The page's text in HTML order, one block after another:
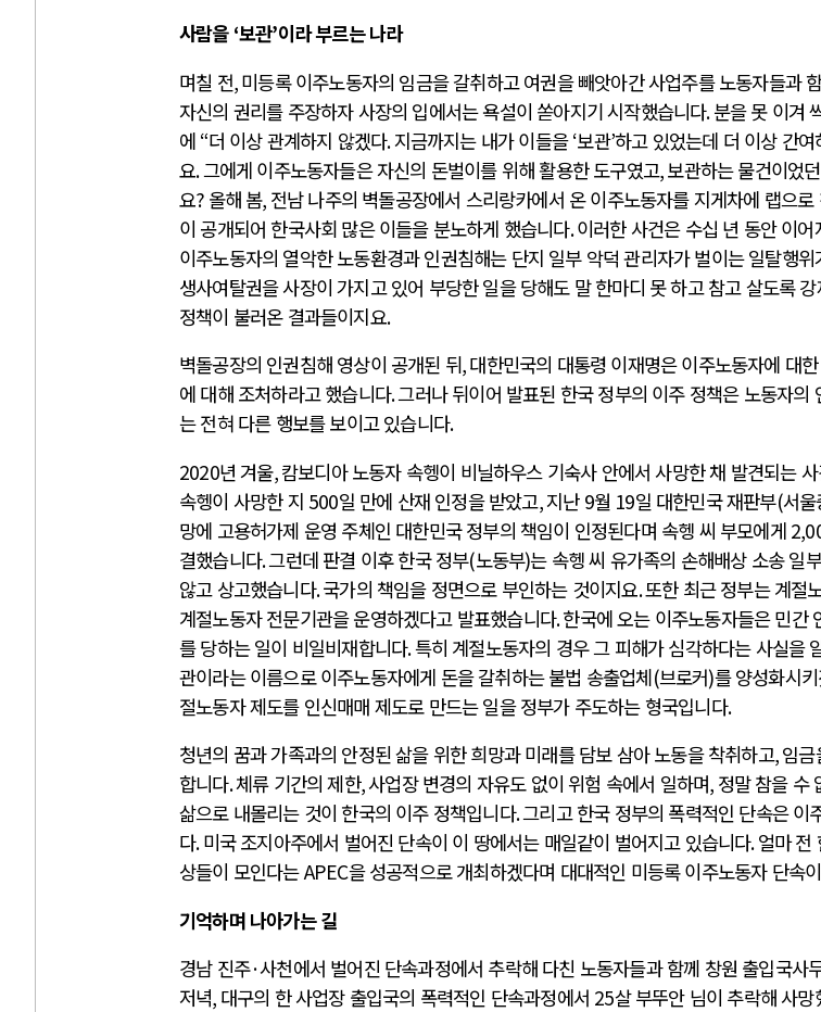
사람을 ‘보관’이라 부르는 나라
며칠 전,미등록 이주노동자의 임금을 갈취하고 여권을 빼앗아간 사업주를 노동자들과
자신의 권리를 주장하자 사장의 입에서는 욕설이 쏟아지기 시작했습니다.분을 못 이겨
에 “더 이상 관계하지 않겠다.지금까지는 내가 이들을‘보관’하고 있었는데 더 이상 간
요.그에게 이주노동자들은 자신의 돈벌이를 위해 활용한 도구였고,보관하는 물건이었
요? 올해 봄, 전남 나주의 벽돌공장에서 스리랑카에서 온 이주노동자를 지게차에 랩으
이 공개되어 한국사회 많은 이들을 분노하게 했습니다.이러한 사건은 수십 년 동안 이
이주노동자의 열악한 노동환경과 인권침해는 단지 일부 악덕 관리자가 벌이는 일탈행
생사여탈권을 사장이 가지고 있어 부당한 일을 당해도 말 한마디 못 하고 참고 살도록
정책이 불러온 결과들이지요.
벽돌공장의 인권침해 영상이 공개된 뒤,대한민국의 대통령 이재명은 이주노동자에 대
에 대해 조처하라고 했습니다.그러나 뒤이어 발표된 한국 정부의 이주 정책은 노동자의
는 전혀 다른 행보를 보이고 있습니다.
2020년 겨울,캄보디아 노동자 속헹이 비닐하우스 기숙사 안에서 사망한 채 발견되는
속헹이 사망한 지 500일 만에 산재 인정을 받았고,지난 9월 19일 대한민국 재판부(서울
망에 고용허가제 운영 주체인 대한민국 정부의 책임이 인정된다며 속헹 씨 부모에게
결했습니다.그런데 판결 이후 한국 정부(노동부)는 속헹 씨 유가족의 손해배상 소송 일
않고 상고했습니다.국가의 책임을 정면으로 부인하는 것이지요.또한 최근 정부는 계절
계절노동자 전문기관을 운영하겠다고 발표했습니다.한국에 오는 이주노동자들은 민간
를 당하는 일이 비일비재합니다.특히 계절노동자의 경우 그 피해가 심각하다는 사실을
관이라는 이름으로 이주노동자에게 돈을 갈취하는 불법 송출업체(브로커)를 양성화시
절노동자 제도를 인신매매 제도로 만드는 일을 정부가 주도하는 형국입니다.
청년의 꿈과 가족과의 안정된 삶을 위한 희망과 미래를 담보 삼아 노동을 착취하고,임금
합니다.체류 기간의 제한,사업장 변경의 자유도 없이 위험 속에서 일하며, 정말 참을 수
삶으로 내몰리는 것이 한국의 이주 정책입니다.그리고 한국 정부의 폭력적인 단속은 이
다.미국 조지아주에서 벌어진 단속이 이 땅에서는 매일같이 벌어지고 있습니다.얼마 전
상들이 모인다는APEC을 성공적으로 개최하겠다며 대대적인 미등록 이주노동자 단속
기억하며 나아가는 길
경남 진주·사천에서 벌어진 단속과정에서 추락해 다친 노동자들과 함께 창원 출입국사
저녁, 대구의 한 사업장 출입국의 폭력적인 단속과정에서 25살 부뚜안 님이 추락해 사